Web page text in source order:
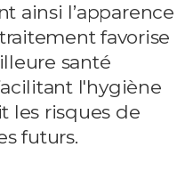
ainsi l’apparence
favorise
santé
l'hygiène
les risques de
futurs.